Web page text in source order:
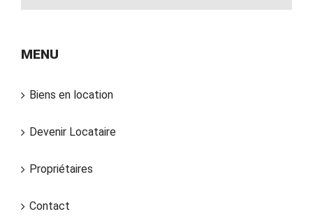
MENU
Biens en location
Devenir Locataire
Propriétaires
Contact